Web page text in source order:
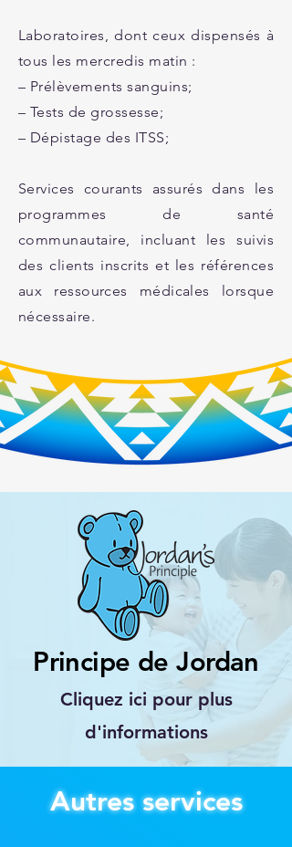
Laboratoires, dont ceux dispensés à
tous les mercredis matin :
– Prélèvements sanguins;
– Tests de grossesse;
– Dépistage des ITSS;
Services courants assurés dans les
programmes de santé
communautaire, incluant les suivis
des clients inscrits et les références
aux ressources médicales lorsque
nécessaire.
Principe de Jordan
Cliquez ici pour plus
d'informations
Autres services